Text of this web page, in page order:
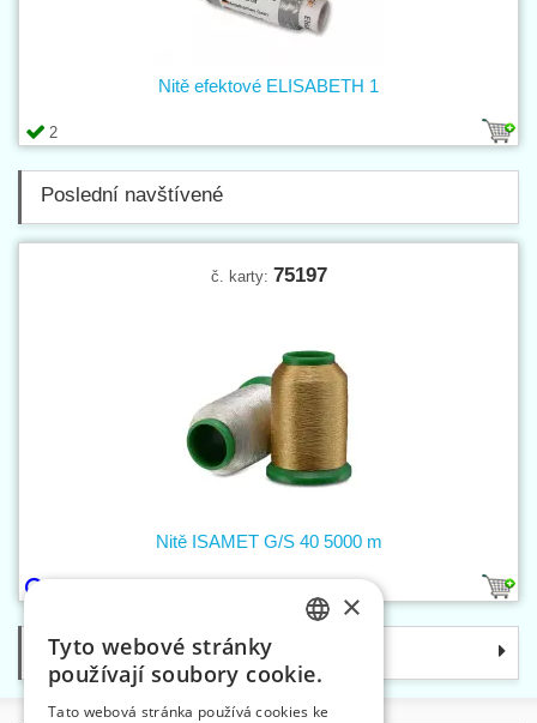
2
Nitě efektové ELISABETH 1
Poslední navštívené
č. karty: 75197
Nitě ISAMET G/S 40 5000 m
Kategorie
×
Tyto webové stránky
používají soubory cookie.
Tato webová stránka používá cookies ke